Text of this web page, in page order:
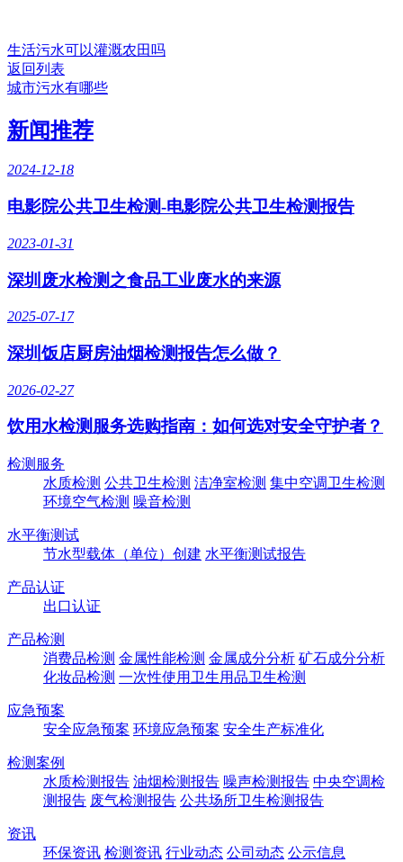
生活污水可以灌溉农田吗
返回列表
城市污水有哪些
新闻推荐
2024-12-18
电影院公共卫生检测-电影院公共卫生检测报告
2023-01-31
深圳废水检测之食品工业废水的来源
2025-07-17
深圳饭店厨房油烟检测报告怎么做？
2026-02-27
饮用水检测服务选购指南：如何选对安全守护者？
检测服务
水质检测 公共卫生检测 洁净室检测 集中空调卫生检测
环境空气检测 噪音检测
水平衡测试
节水型载体（单位）创建 水平衡测试报告
产品认证
出口认证
产品检测
消费品检测 金属性能检测 金属成分分析 矿石成分分析
化妆品检测 一次性使用卫生用品卫生检测
应急预案
安全应急预案 环境应急预案 安全生产标准化
检测案例
水质检测报告 油烟检测报告 噪声检测报告 中央空调检
测报告 废气检测报告 公共场所卫生检测报告
资讯
环保资讯 检测资讯 行业动态 公司动态 公示信息